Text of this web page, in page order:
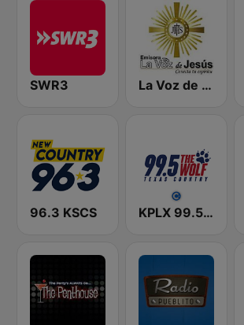
SWR3 La Voz de Jesús
96.3 KSCS KPLX 99.5 The Wolf FM